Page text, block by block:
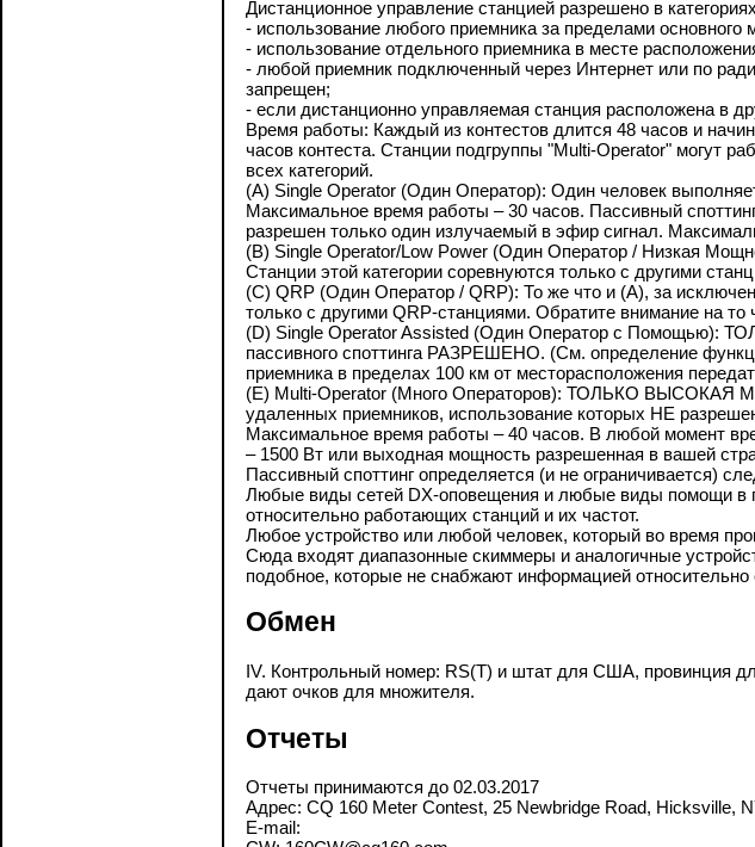
Дистанционное управление станцией разрешено в
- использование любого приемника за пределами основного
- использование отдельного приемника в месте
- любой приемник подключенный через Интернет или по
запрещен;
- если дистанционно управляемая станция расположена в
Время работы: Каждый из контестов длится 48 часов и
часов контеста. Станции подгруппы "Multi-Operator" могут
всех категорий.
(A) Single Operator (Один Оператор): Один человек
Максимальное время работы – 30 часов. Пассивный
разрешен только один излучаемый в эфир сигнал.
(B) Single Operator/Low Power (Один Оператор / Низкая
Станции этой категории соревнуются только с другими
(C) QRP (Один Оператор / QRP): То же что и (A), за
только с другими QRP-станциями. Обратите внимание на то
(D) Single Operator Assisted (Один Оператор с Помощью):
пассивного споттинга РАЗРЕШЕНО. (См. определение
приемника в пределах 100 км от месторасположения
(E) Multi-Operator (Много Операторов): ТОЛЬКО ВЫСОКАЯ
удаленных приемников, использование которых НЕ
Максимальное время работы – 40 часов. В любой момент
– 1500 Вт или выходная мощность разрешенная в вашей
Пассивный споттинг определяется (и не ограничивается)
Любые виды сетей DX-оповещения и любые виды помощи в
относительно работающих станций и их частот.
Любое устройство или любой человек, который во время
Сюда входят диапазонные скиммеры и аналогичные
подобное, которые не снабжают информацией относительно
Обмен
IV. Контрольный номер: RS(T) и штат для США, провинция
дают очков для множителя.
Отчеты
Отчеты принимаются до 02.03.2017
Адрес: CQ 160 Meter Contest, 25 Newbridge Road, Hicksville,
E-mail: